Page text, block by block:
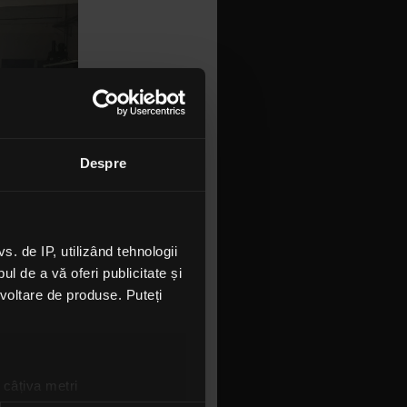
Despre
de IP, utilizând tehnologii
de a vă oferi publicitate și
de produse. Puteți
metri
capitol,
Fulop.
de
să ne